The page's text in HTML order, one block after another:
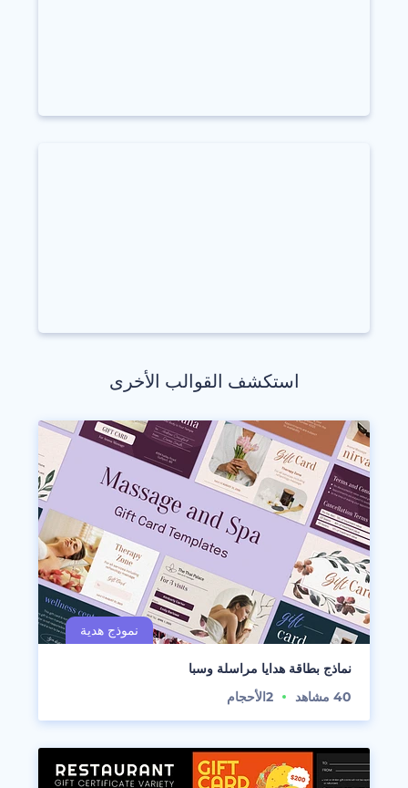
استكشف القوالب الأخرى
نماذج بطاقة هدايا مراسلة وسبا
40 مشاهد 2الأحجام